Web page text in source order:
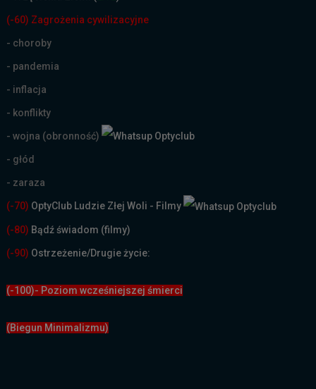
(-60) Zagrożenia cywilizacyjne
- choroby
- pandemia
- inflacja
- konflikty
- wojna (obronność)
- głód
- zaraza
(-70) OptyClub Ludzie Złej Woli - Filmy
(-80) Bądź świadom (filmy)
(-90) Ostrzeżenie/Drugie życie:
(-100)- Poziom wcześniejszej śmierci
(Biegun Minimalizmu)